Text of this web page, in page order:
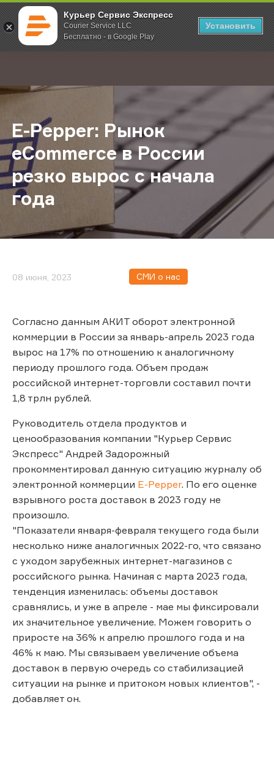
Курьер Сервис Экспресс
Courier Service LLC
Бесплатно - в Google Play
Установить
; Главная О компании Новости E-Pepper: Рынок eCommerce в
E-Pepper: Рынок
eCommerce в России
резко вырос с начала
года
08 июня, 2023 СМИ о нас
Согласно данным АКИТ оборот электронной
коммерции в России за январь-апрель 2023 года
вырос на 17% по отношению к аналогичному
периоду прошлого года. Объем продаж
российской интернет-торговли составил почти
1,8 трлн рублей.
Руководитель отдела продуктов и
ценообразования компании "Курьер Сервис
Экспресс" Андрей Задорожный
прокомментировал данную ситуацию журналу об
электронной коммерции E-Pepper. По его оценке
взрывного роста доставок в 2023 году не
произошло.
"Показатели января-февраля текущего года были
несколько ниже аналогичных 2022-го, что связано
с уходом зарубежных интернет-магазинов с
российского рынка. Начиная с марта 2023 года,
тенденция изменилась: объемы доставок
сравнялись, и уже в апреле - мае мы фиксировали
их значительное увеличение. Можем говорить о
приросте на 36% к апрелю прошлого года и на
46% к маю. Мы связываем увеличение объема
доставок в первую очередь со стабилизацией
ситуации на рынке и притоком новых клиентов", -
добавляет он.